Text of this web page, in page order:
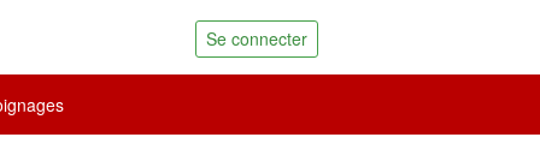
Se connecter